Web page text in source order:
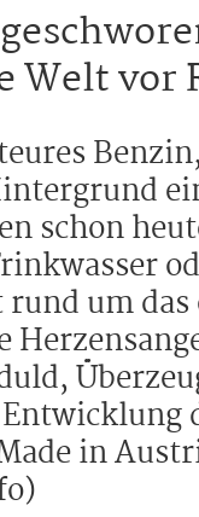
Welt vor
schon
um
in